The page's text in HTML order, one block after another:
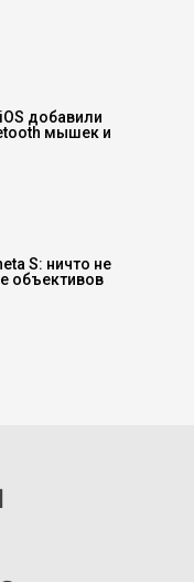
добавили
мышек и
S: ничто не
объективов